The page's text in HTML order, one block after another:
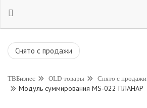
Снято с продажи
ТВБизнес OLD-товары Снято с продажи
Модуль суммирования MS-022 ПЛАНАР